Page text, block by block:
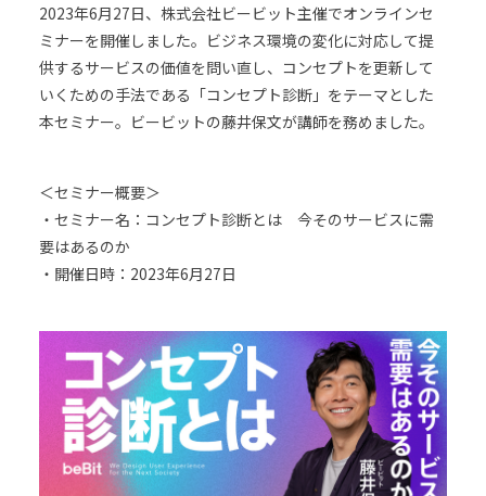
2023年6月27日、株式会社ビービット主催でオンラインセ
ミナーを開催しました。ビジネス環境の変化に対応して提
供するサービスの価値を問い直し、コンセプトを更新して
いくための手法である「コンセプト診断」をテーマとした
本セミナー。ビービットの藤井保文が講師を務めました。
＜セミナー概要＞
・セミナー名：コンセプト診断とは 今そのサービスに需
要はあるのか
・開催日時：2023年6月27日